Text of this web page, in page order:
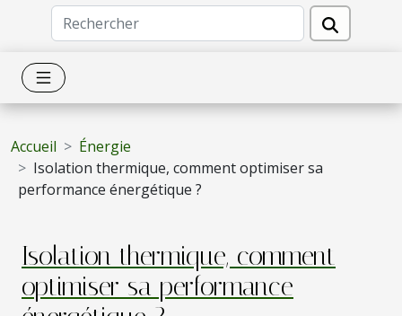
Accueil
Énergie
Isolation thermique, comment optimiser sa
performance énergétique ?
Isolation thermique, comment
optimiser sa performance